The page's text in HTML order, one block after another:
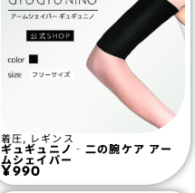
着圧, レギンス
ギュギュニノ‐二の腕ケア アー
ムシェイパー
¥990